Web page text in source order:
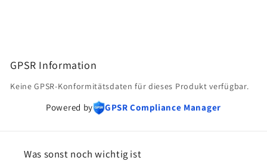
GPSR Information
Keine GPSR-Konformitätsdaten für dieses Produkt verfügbar.
Powered by GPSR Compliance Manager
Was sonst noch wichtig ist